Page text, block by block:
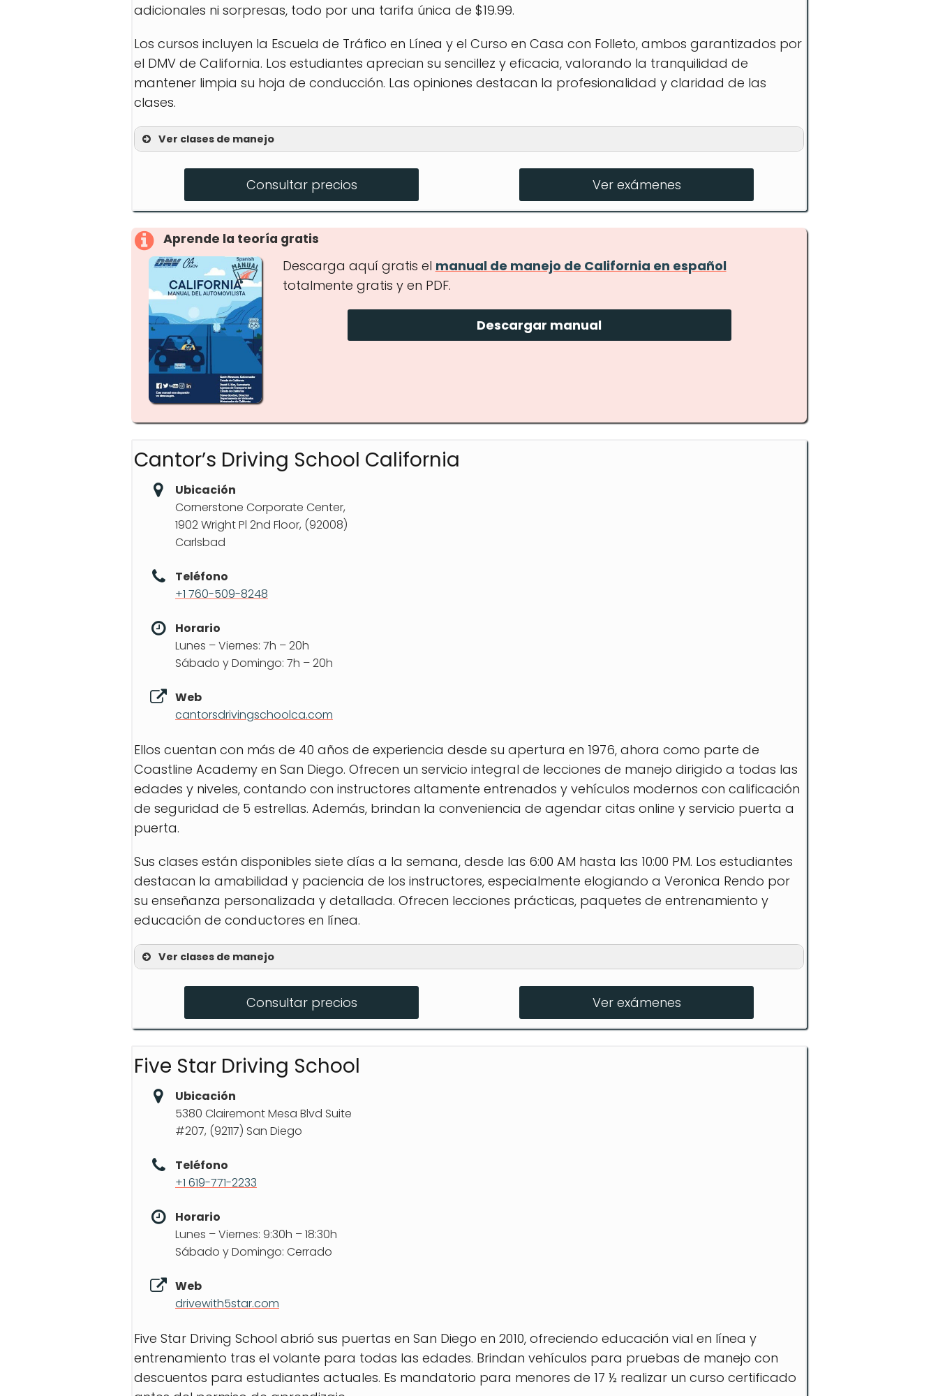
adicionales ni sorpresas, todo por una tarifa única de $19.99.
Los cursos incluyen la Escuela de Tráfico en Línea y el Curso en Casa con Folleto, ambos garantizados por
el DMV de California. Los estudiantes aprecian su sencillez y eficacia, valorando la tranquilidad de
mantener limpia su hoja de conducción. Las opiniones destacan la profesionalidad y claridad de las
clases.
Ver clases de manejo
Curso en Casa con Folleto
Educación Vial
Consultar precios Ver exámenes
Aprende la teoría gratis
Descarga aquí gratis el manual de manejo de California en español
totalmente gratis y en PDF.
Descargar manual
Cantor’s Driving School California
Ubicación
Cornerstone Corporate Center,
1902 Wright Pl 2nd Floor, (92008)
Carlsbad
Teléfono
+1 760-509-8248
Horario
Lunes – Viernes: 7h – 20h
Sábado y Domingo: 7h – 20h
Web
cantorsdrivingschoolca.com
Ellos cuentan con más de 40 años de experiencia desde su apertura en 1976, ahora como parte de
Coastline Academy en San Diego. Ofrecen un servicio integral de lecciones de manejo dirigido a todas las
edades y niveles, contando con instructores altamente entrenados y vehículos modernos con calificación
de seguridad de 5 estrellas. Además, brindan la conveniencia de agendar citas online y servicio puerta a
puerta.
Sus clases están disponibles siete días a la semana, desde las 6:00 AM hasta las 10:00 PM. Los estudiantes
destacan la amabilidad y paciencia de los instructores, especialmente elogiando a Veronica Rendo por
su enseñanza personalizada y detallada. Ofrecen lecciones prácticas, paquetes de entrenamiento y
educación de conductores en línea.
Ver clases de manejo
Paquetes de entrenamiento integral
Educación de conductores en línea
Consultar precios Ver exámenes
Five Star Driving School
Ubicación
5380 Clairemont Mesa Blvd Suite
#207, (92117) San Diego
Teléfono
+1 619-771-2233
Horario
Lunes – Viernes: 9:30h – 18:30h
Sábado y Domingo: Cerrado
Web
drivewith5star.com
Five Star Driving School abrió sus puertas en San Diego en 2010, ofreciendo educación vial en línea y
entrenamiento tras el volante para todas las edades. Brindan vehículos para pruebas de manejo con
descuentos para estudiantes actuales. Es mandatorio para menores de 17 ½ realizar un curso certificado